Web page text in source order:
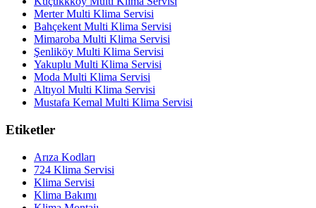
Merter Multi Klima Servisi
Bahçekent Multi Klima Servisi
Mimaroba Multi Klima Servisi
Şenliköy Multi Klima Servisi
Yakuplu Multi Klima Servisi
Moda Multi Klima Servisi
Altıyol Multi Klima Servisi
Mustafa Kemal Multi Klima Servisi
Etiketler
Arıza Kodları
724 Klima Servisi
Klima Servisi
Klima Bakımı